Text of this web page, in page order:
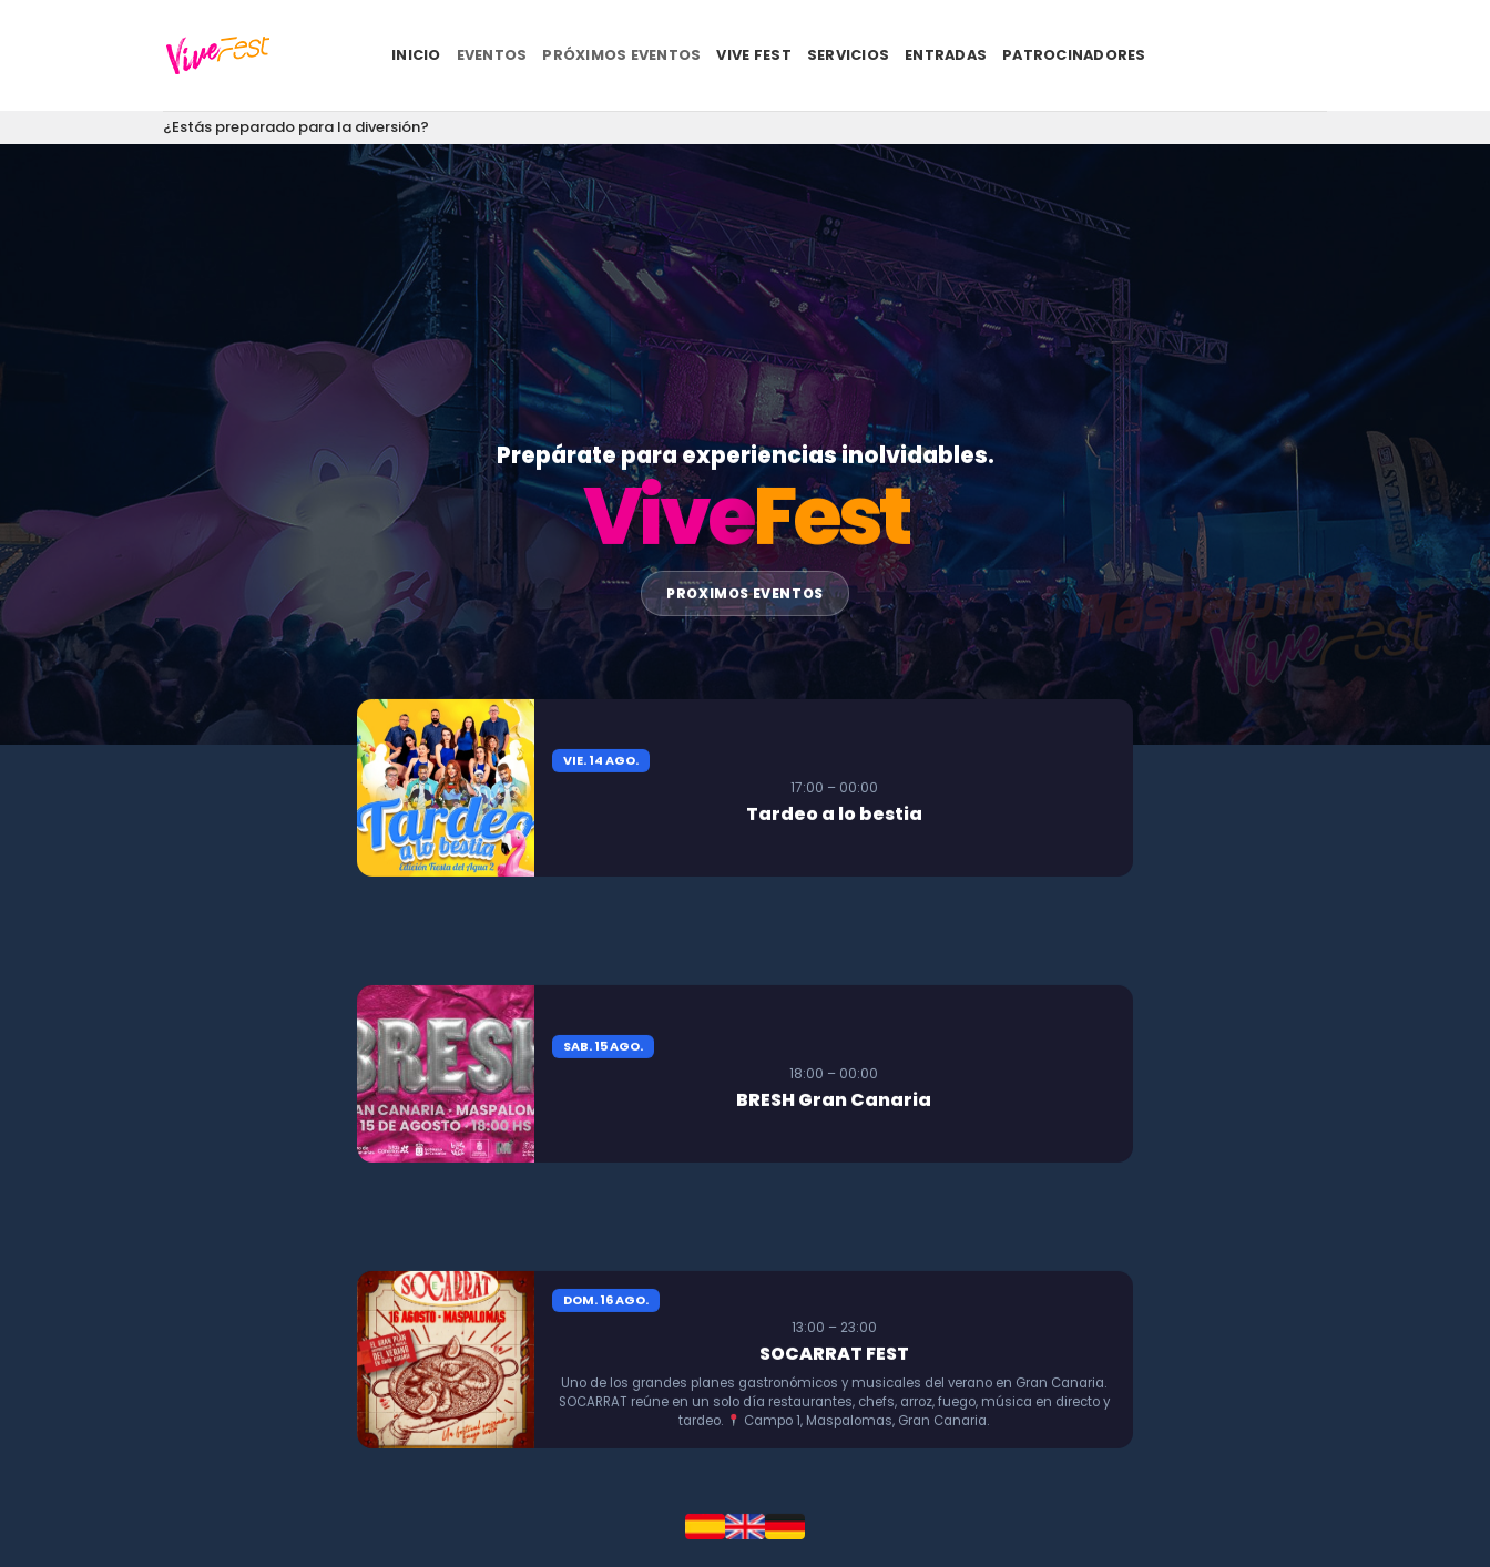
INICIO EVENTOS PRÓXIMOS EVENTOS VIVE FEST SERVICIOS ENTRADAS PATROCINADORES
¿Estás preparado para la diversión?
Prepárate para experiencias inolvidables.
ViveFest
PROXIMOS EVENTOS
VIE. 14 AGO.
17:00 – 00:00
Tardeo a lo bestia
SAB. 15 AGO.
18:00 – 00:00
BRESH Gran Canaria
DOM. 16 AGO.
13:00 – 23:00
SOCARRAT FEST
Uno de los grandes planes gastronómicos y musicales del verano en Gran Canaria.
SOCARRAT reúne en un solo día restaurantes, chefs, arroz, fuego, música en directo y
tardeo.
Campo 1, Maspalomas, Gran Canaria.